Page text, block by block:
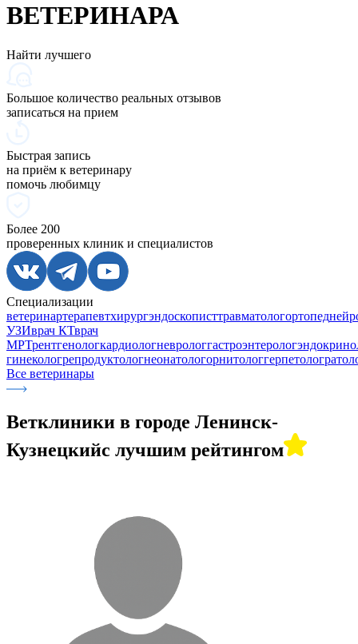
ВЕТЕРИНАРА
Найти лучшего
Большое количество реальных отзывов
записаться на прием
Быстрая запись
на приём к ветеринару
помочь любимцу
Более 200
проверенных клиник и специалистов
Специализации
ветеринартерапевтхирургэндоскописттравматологортопед
УЗИврач КТврач
МРТрентгенологкардиологневрологгастроэнтеролог
гинекологрепродуктологнеонатологорнитологгерпетолог
Все ветеринары
Ветклиники в городе Ленинск-
Кузнецкийс лучшим рейтингом